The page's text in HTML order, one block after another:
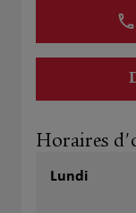
Horaires
Lundi